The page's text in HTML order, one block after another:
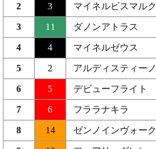
2 3 マイネルビスマルク
3 11 ダノンアトラス
4 4 マイネルゼウス
5 2 アルディスティーノ
6 5 デビューフライト
7 6 フララナキラ
8 14 ゼンノインヴォーク